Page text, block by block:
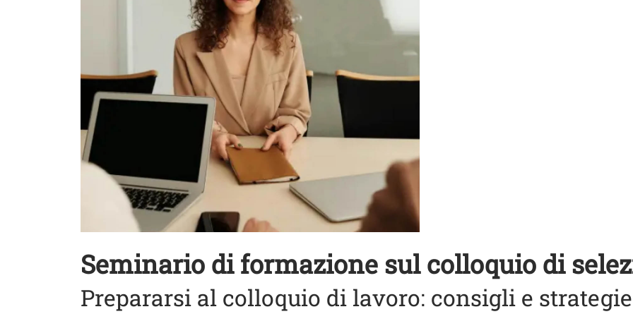
Seminario di formazione sul colloquio di
Prepararsi al colloquio di lavoro: consigli e